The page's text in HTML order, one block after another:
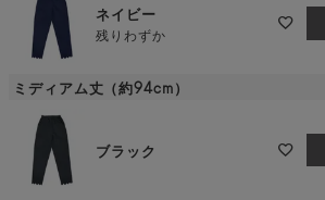
ネイビー
残りわずか
ミディアム丈（約94cm）
ブラック